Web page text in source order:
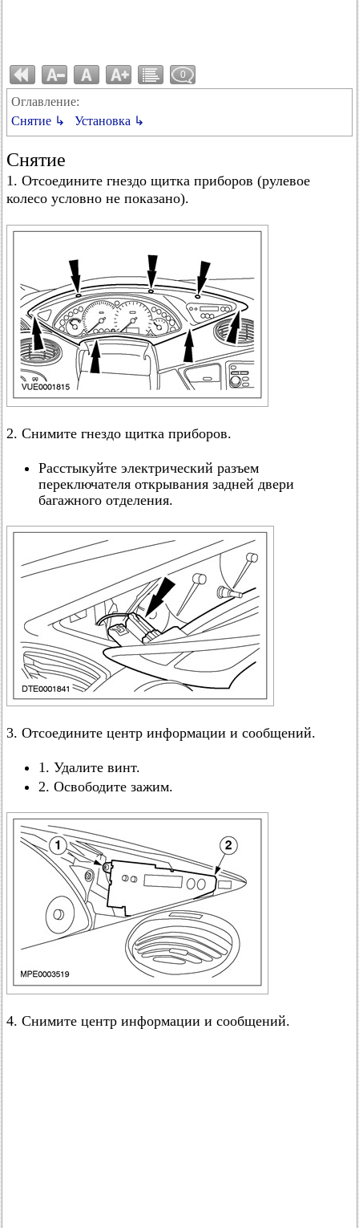
0
Оглавление:
Снятие ↳
Установка ↳
Снятие
1. Отсоедините гнездо щитка приборов (рулевое
колесо условно не показано).
2. Снимите гнездо щитка приборов.
Расстыкуйте электрический разъем
переключателя открывания задней двери
багажного отделения.
3. Отсоедините центр информации и сообщений.
1. Удалите винт.
2. Освободите зажим.
4. Снимите центр информации и сообщений.